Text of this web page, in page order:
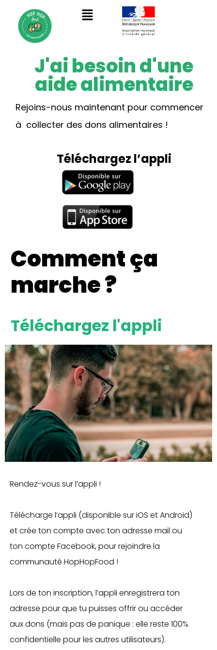
J'ai besoin d'une
aide alimentaire
Rejoins-nous maintenant pour commencer
à collecter des dons alimentaires !
Téléchargez l’appli
Comment ça
marche ?
Téléchargez l'appli
Rendez-vous sur l’appli !
Télécharge l’appli (disponible sur iOS et Android)
et crée ton compte avec ton adresse mail ou
ton compte Facebook, pour rejoindre la
communauté HopHopFood !
Lors de ton inscription, l’appli enregistrera ton
adresse pour que tu puisses offrir ou accéder
aux dons (mais pas de panique : elle reste 100%
confidentielle pour les autres utilisateurs).